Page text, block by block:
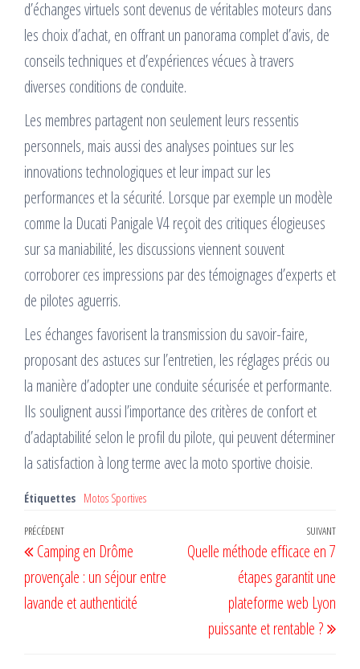
d’échanges virtuels sont devenus de véritables moteurs dans
les choix d’achat, en offrant un panorama complet d’avis, de
conseils techniques et d’expériences vécues à travers
diverses conditions de conduite.
Les membres partagent non seulement leurs ressentis
personnels, mais aussi des analyses pointues sur les
innovations technologiques et leur impact sur les
performances et la sécurité. Lorsque par exemple un modèle
comme la Ducati Panigale V4 reçoit des critiques élogieuses
sur sa maniabilité, les discussions viennent souvent
corroborer ces impressions par des témoignages d’experts et
de pilotes aguerris.
Les échanges favorisent la transmission du savoir-faire,
proposant des astuces sur l’entretien, les réglages précis ou
la manière d’adopter une conduite sécurisée et performante.
Ils soulignent aussi l’importance des critères de confort et
d’adaptabilité selon le profil du pilote, qui peuvent déterminer
la satisfaction à long terme avec la moto sportive choisie.
Étiquettes Motos Sportives
Navigation
de
l’article
Article
précédent
PRÉCÉDENT
Camping en Drôme
provençale : un séjour entre
lavande et authenticité
SUIVANT
Quelle méthode efficace en 7
étapes garantit une
plateforme web Lyon
puissante et rentable ?